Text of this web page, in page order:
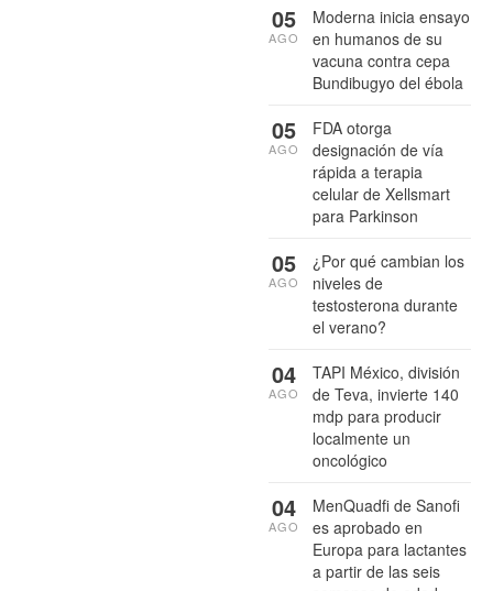
Moderna inicia ensayo
en humanos de su
vacuna contra cepa
Bundibugyo del ébola
05
AGO
FDA otorga
designación de vía
rápida a terapia
celular de Xellsmart
para Parkinson
05
AGO
¿Por qué cambian los
niveles de
testosterona durante
el verano?
05
AGO
TAPI México, división
de Teva, invierte 140
mdp para producir
localmente un
oncológico
04
AGO
MenQuadfi de Sanofi
es aprobado en
Europa para lactantes
a partir de las seis
04
AGO